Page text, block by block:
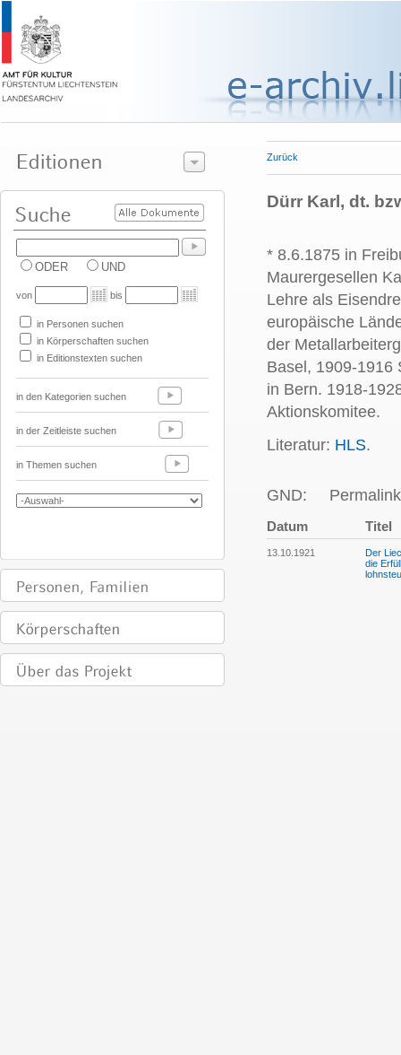
ODER UND
von bis
in Personen suchen
in Körperschaften suchen
in Editionstexten suchen
in den Kategorien suchen
in der Zeitleiste suchen
in Themen suchen
Zurück
Dürr Karl, dt.
* 8.6.1875 in
Maurergesellen
Lehre als
europäische
der
Basel, 1909-1916
in Bern. 1918-
Aktionskomitee.
Literatur: HLS.
GND:
Datum Titel
13.10.1921
Der
die